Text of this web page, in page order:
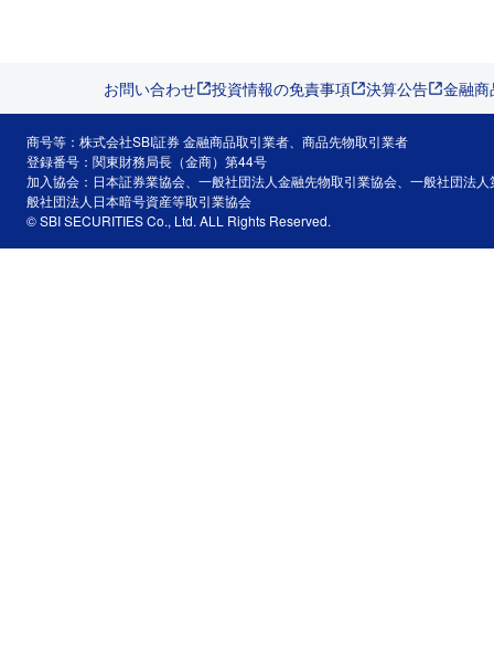
お問い合わせ 投資情報の免責事項 決算公告 金融
商号等：株式会社SBI証券 金融商品取引業者、商品先物取引業者
登録番号：関東財務局長（金商）第44号
加入協会：日本証券業協会、一般社団法人金融先物取引業協会、一般社団法
般社団法人日本暗号資産等取引業協会
© SBI SECURITIES Co., Ltd. ALL Rights Reserved.